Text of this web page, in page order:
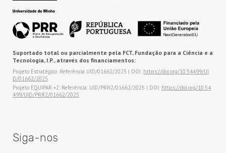
Suportado total ou parcialmente pela FCT, Fundação para a Ciência e a
Tecnologia, I.P., através dos financiamentos:
Projeto Estratégico: Referência UID/01662/2025 | DOI: https://doi.org/10.54499/UI
D/01662/2025
Projeto EQUIPAR +2: Referência: UID/PRR2/01662/2025 | DOI: https://doi.org/10.54
499/UID/PRR2/01662/2025
Siga-nos